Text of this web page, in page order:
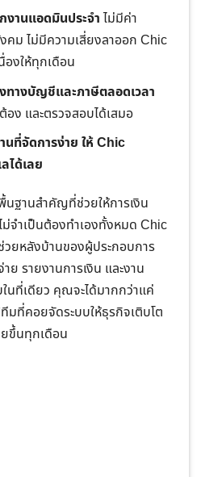
งานแอดมินประจำ ไม่มีค่า
คม ไม่มีความเสี่ยงลาออก Chic
งให้ทุกเดือน
ทางบัญชีและภาษีตลอดเวลา
อง และตรวจสอบได้เสมอ
ที่จัดการง่าย ให้ Chic
ได้เลย
ฐานสำคัญที่ช่วยให้การเงิน
จำเป็นต้องทำเองทั้งหมด Chic
ยหลังบ้านของผู้ประกอบการ
ย รายงานการเงิน และงาน
นที่เดียว คุณจะได้มากกว่าแค่
มที่คอยจัดระบบให้ธุรกิจเติบโต
ขึ้นทุกเดือน